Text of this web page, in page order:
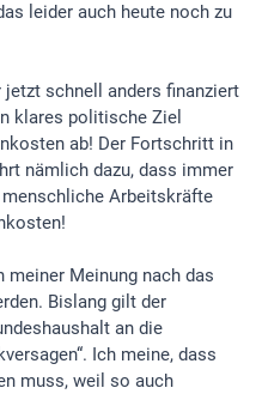
leider auch heute noch zu
schnell anders finanziert
klares politische Ziel
ab! Der Fortschritt in
nämlich dazu, dass immer
Arbeitskräfte
meiner Meinung nach das
Bislang gilt der
an die
Ich meine, dass
muss, weil so auch